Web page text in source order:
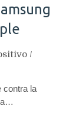
/
contra la